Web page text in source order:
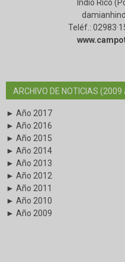
Indio Rico
Teléf.:
ARCHIVO DE NOTICIAS (2009
► Año 2017
► Año 2016
► Año 2015
► Año 2014
► Año 2013
► Año 2012
► Año 2011
► Año 2010
► Año 2009